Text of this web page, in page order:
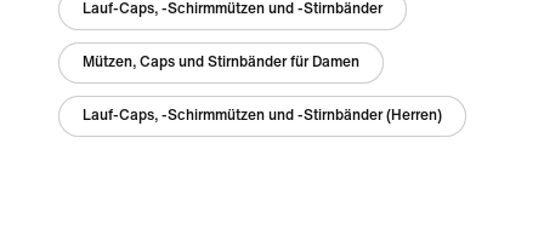
Lauf-Caps, -Schirmmützen und -Stirnbänder
Mützen, Caps und Stirnbänder für Damen
Lauf-Caps, -Schirmmützen und -Stirnbänder (Herren)